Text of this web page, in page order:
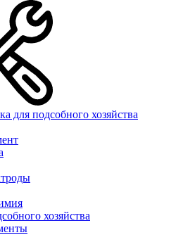
для подсобного хозяйства
хозяйства